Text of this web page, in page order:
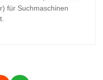
für Suchmaschinen